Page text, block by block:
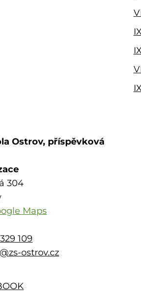
Ostrov, příspěvková
304
Maps
109
ostrov.cz